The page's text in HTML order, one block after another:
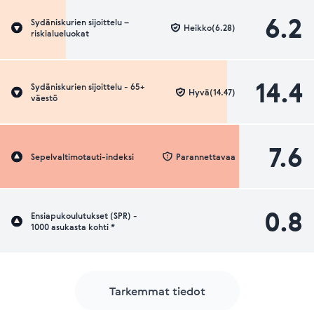
Sydäniskurien sijoittelu –
riskialueluokat
6.2
Heikko(6.28)
Sydäniskurien sijoittelu - 65+
väestö
14.4
Hyvä(14.47)
Sepelvaltimotauti-indeksi 7.6
Parannettavaa
Ensiapukoulutukset (SPR) -
1000 asukasta kohti *
0.8
Tarkemmat tiedot